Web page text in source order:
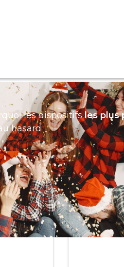
les dispositifsles plus
hasard